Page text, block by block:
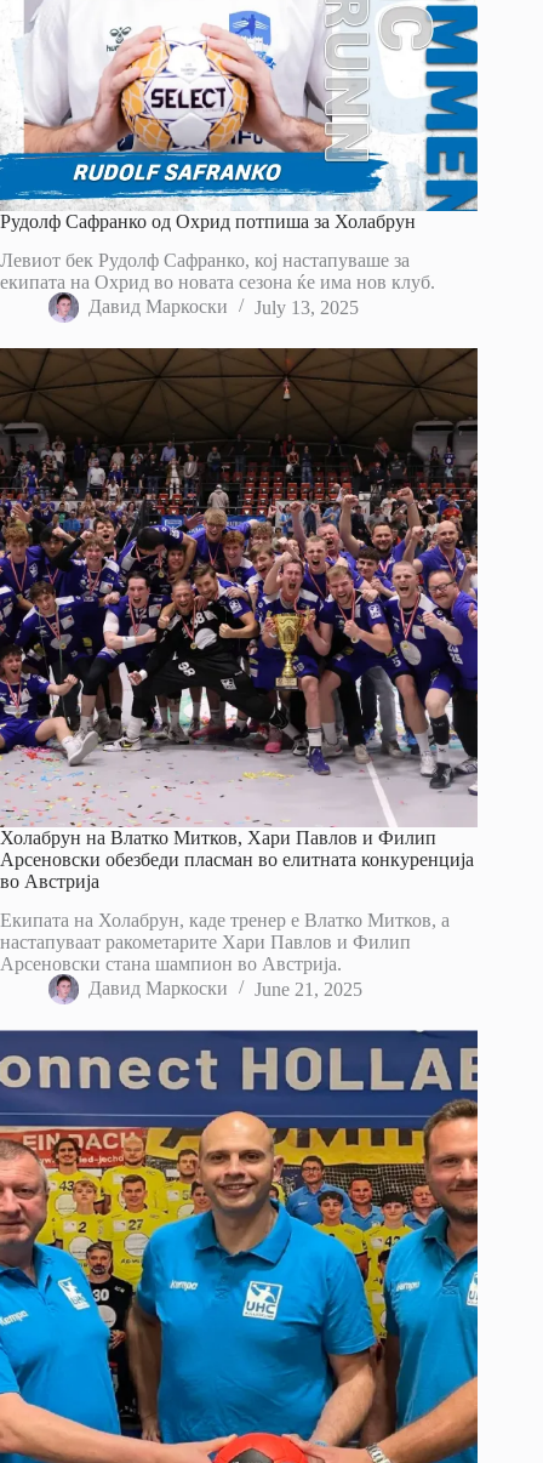
Рудолф Сафранко од Охрид потпиша за Холабрун
Левиот бек Рудолф Сафранко, кој настапуваше за
екипата на Охрид во новата сезона ќе има нов клуб.
Давид Маркоски
July 13, 2025
Холабрун на Влатко Митков, Хари Павлов и Филип
Арсеновски обезбеди пласман во елитната конкуренција
во Австрија
Екипата на Холабрун, каде тренер е Влатко Митков, а
настапуваат ракометарите Хари Павлов и Филип
Арсеновски стана шампион во Австрија.
Давид Маркоски
June 21, 2025